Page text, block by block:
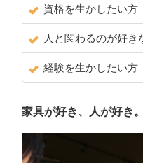
資格を生かしたい方
人と関わるのが好き
経験を生かしたい方
家具が好き、人が好き